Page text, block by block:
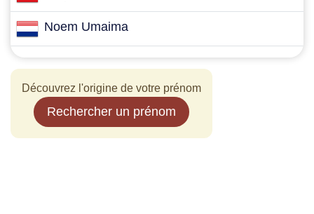
Noem Umaima
Découvrez l'origine de votre prénom
Rechercher un prénom